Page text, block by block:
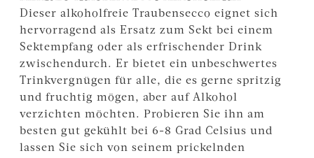
Dieser alkoholfreie Traubensecco eignet sich
hervorragend als Ersatz zum Sekt bei einem
Sektempfang oder als erfrischender Drink
zwischendurch. Er bietet ein unbeschwertes
Trinkvergnügen für alle, die es gerne spritzig
und fruchtig mögen, aber auf Alkohol
verzichten möchten. Probieren Sie ihn am
besten gut gekühlt bei 6-8 Grad Celsius und
lassen Sie sich von seinem prickelnden